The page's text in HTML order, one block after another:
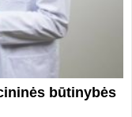
būtinybės